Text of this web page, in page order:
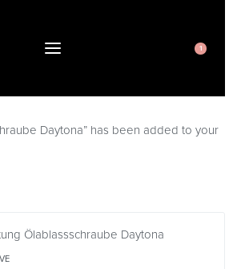
1
Daytona” has been added to your
Ölablassschraube Daytona